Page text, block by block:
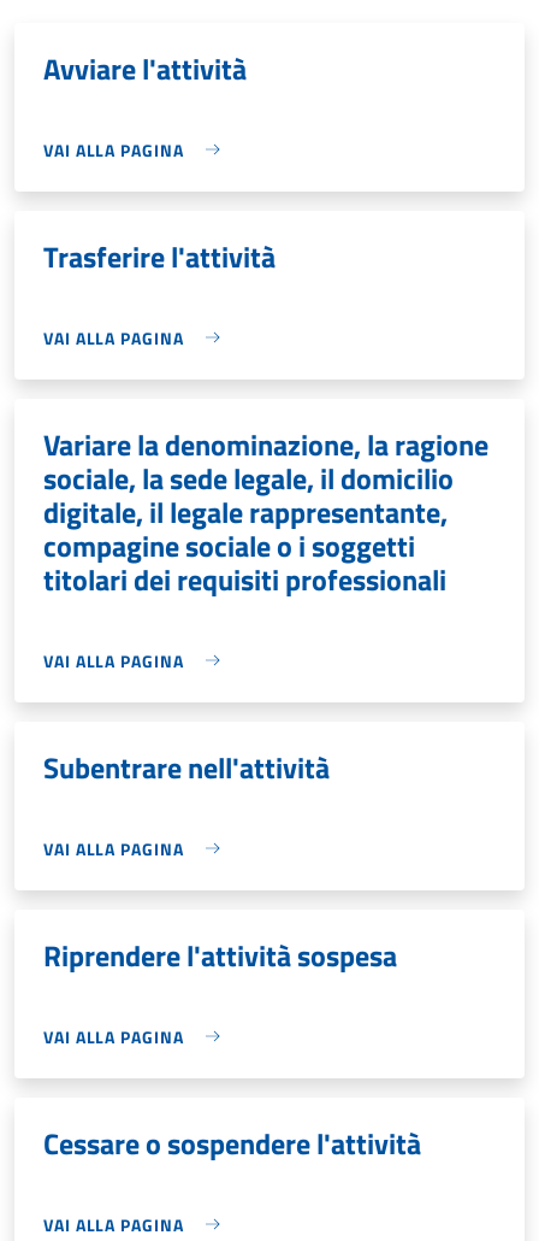
Avviare l'attività
VAI ALLA PAGINA
Trasferire l'attività
VAI ALLA PAGINA
Variare la denominazione, la ragione
sociale, la sede legale, il domicilio
digitale, il legale rappresentante,
compagine sociale o i soggetti
titolari dei requisiti professionali
VAI ALLA PAGINA
Subentrare nell'attività
VAI ALLA PAGINA
Riprendere l'attività sospesa
VAI ALLA PAGINA
Cessare o sospendere l'attività
VAI ALLA PAGINA